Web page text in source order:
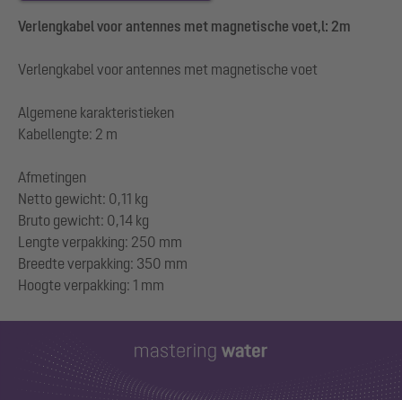
Verlengkabel voor antennes met magnetische voet,l: 2m
Verlengkabel voor antennes met magnetische voet
Algemene karakteristieken
Kabellengte: 2 m
Afmetingen
Netto gewicht: 0,11 kg
Bruto gewicht: 0,14 kg
Lengte verpakking: 250 mm
Breedte verpakking: 350 mm